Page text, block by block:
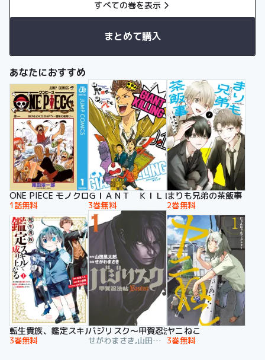
すべての巻を表示
まとめて購入
あなたにおすすめ
ONE PIECE モノクロ版
1話無料
ＧＩＡＮＴ ＫＩＬＬＩＮＧ
3巻無料
まりも兄弟の茶飯事
2巻無料
転生貴族、鑑定スキルで成り上がる ～弱小領地を受け継いだので
3巻無料
バジリスク～甲賀忍法帖～
せがわまさき,山田風太郎
ヤニねこ
3巻無料